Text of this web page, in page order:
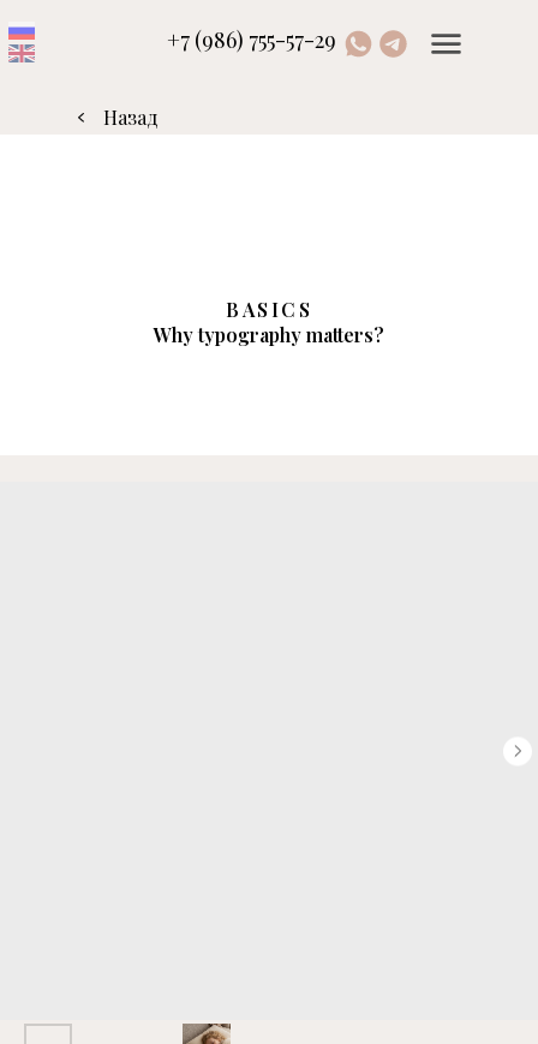
+7 (986) 755-57-29
Назад
BASICS
Why typography matters?